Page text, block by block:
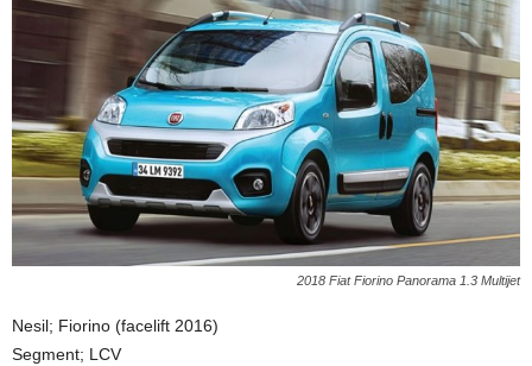
2018 Fiat Fiorino Panorama 1.3 Multijet
Nesil; Fiorino (facelift 2016)
Segment; LCV